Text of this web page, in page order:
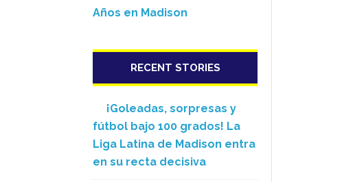
Años en Madison
RECENT STORIES
¡Goleadas, sorpresas y
fútbol bajo 100 grados! La
Liga Latina de Madison entra
en su recta decisiva